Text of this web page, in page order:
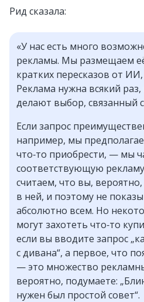
Рид сказала:
«У нас есть много
рекламы. Мы размещаем
кратких пересказов от
Реклама нужна всякий
делают выбор, связанный
Если запрос
например, мы
что‑то приобрести, — мы
соответствующую
считаем, что вы,
в ней, и поэтому не
абсолютно всем. Но
могут захотеть что‑то
если вы вводите запрос
с дивана“, а первое, что
— это множество
вероятно, подумаете:
нужен был простой совет“.